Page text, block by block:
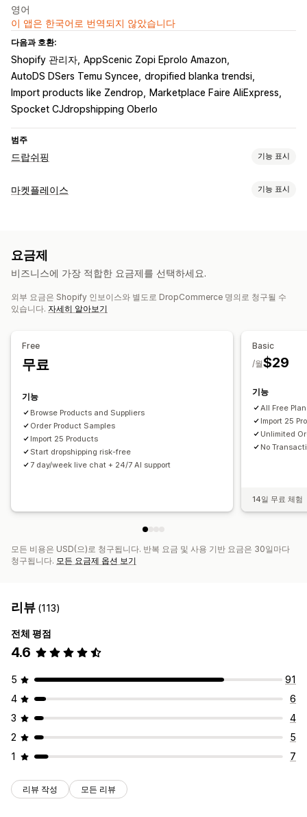
영어
이 앱은 한국어로 번역되지 않았습니다
다음과 호환:
Shopify 관리자 AppScenic Zopi Eprolo Amazon
AutoDS DSers Temu Syncee dropified blanka trendsi
Import products like Zendrop Marketplace Faire AliExpress
Spocket CJdropshipping Oberlo
범주
드랍쉬핑 기능 표시
판매할 수 있는 제품
하드웨어
미국
캐나다
마켓플레이스 기능 표시
주문 관리
요금제
비즈니스에 가장 적합한 요금제를 선택하세요.
외부 요금은 Shopify 인보이스와 별도로 DropCommerce 명의로 청구될 수
있습니다. 자세히 알아보기
Free
무료
기능
Browse Products and Suppliers
Order Product Samples
Import 25 Products
Start dropshipping risk-free
7 day/week live chat + 24/7 AI support
Basic
$29
/월
기능
All Free
Import 25
Unlimited
No
14일 무료 체험
모든 비용은 USD(으)로 청구됩니다. 반복 요금 및 사용 기반 요금은 30일마다
청구됩니다. 모든 요금제 옵션 보기
리뷰 (113)
전체 평점
4.6
5
91
4
6
3
4
2
5
1
7
리뷰 작성 모든 리뷰